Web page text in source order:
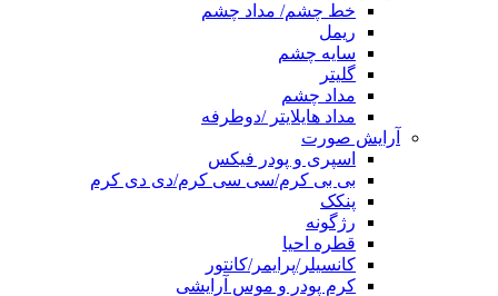
خط چشم/ مداد چشم
ریمل
سایه چشم
گلیتر
مداد چشم
مداد هایلایتر /دوطرفه
آرایش صورت
اسپری و پودر فیکس
بی بی کرم/سی سی کرم/دی دی کرم
پنکک
رژگونه
قطره احیا
کانسیلر/پرایمر/کانتور
کرم پودر و موس آرایشی